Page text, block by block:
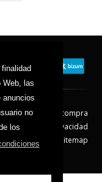
Web, las
anuncios
no
los
Condiciones de compra
Política de Privacidad
de Cookies
Sitemap